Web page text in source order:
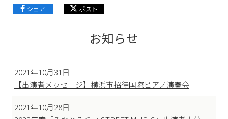
シェア ポスト
お知らせ
2021年10月31日
【出演者メッセージ】横浜市招待国際ピアノ演奏会
2021年10月28日